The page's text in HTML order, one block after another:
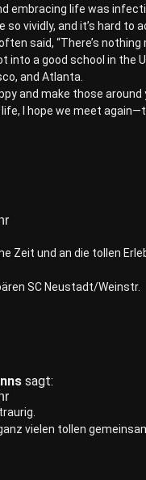
embracing life was
so vividly, and it’s hard
said, “There’s
into a good school in
and Atlanta.
and make those
life, I hope we meet
Zeit und an die tollen
SC Neustadt/Weinstr.
sagt:
vielen tollen